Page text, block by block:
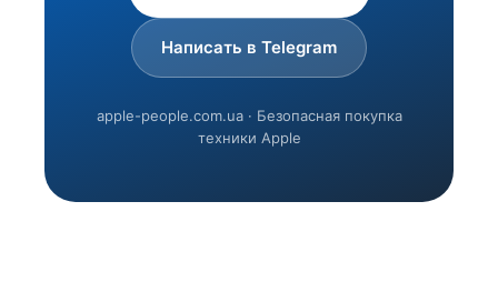
Написать в Telegram
apple-people.com.ua · Безопасная покупка
техники Apple